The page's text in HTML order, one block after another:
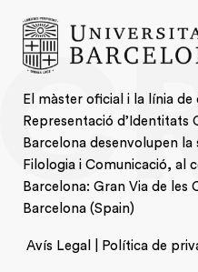
El màster oficial i la línia
Representació d’Identitats
Barcelona desenvolupen
Filologia i Comunicació, al
Barcelona: Gran Via de les
Barcelona (Spain)
Avís Legal | Política de